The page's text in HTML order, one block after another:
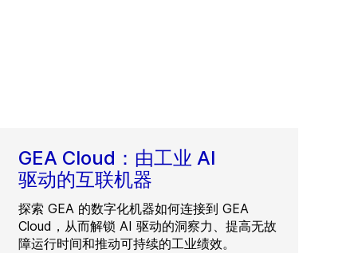
GEA Cloud：由工业 AI
驱动的互联机器
探索 GEA 的数字化机器如何连接到 GEA
Cloud，从而解锁 AI 驱动的洞察力、提高无故
障运行时间和推动可持续的工业绩效。